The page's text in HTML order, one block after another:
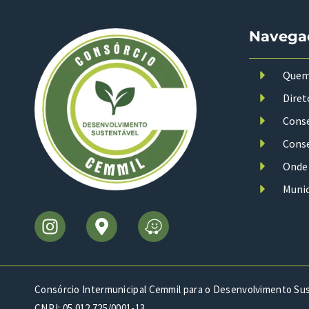
Consórcio Intermunicipal Cemmil para o Desenvolvimento